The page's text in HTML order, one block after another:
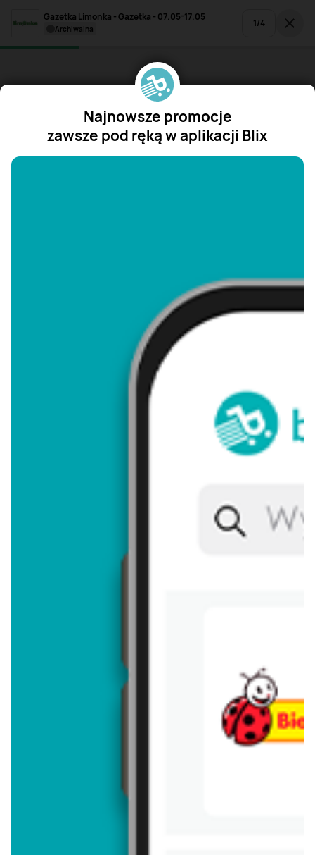
Gazetka Limonka - Gazetka - 07.05-17.05
archiwalna 1/4
Najnowsze promocje
zawsze pod ręką w aplikacji Blix
"/>